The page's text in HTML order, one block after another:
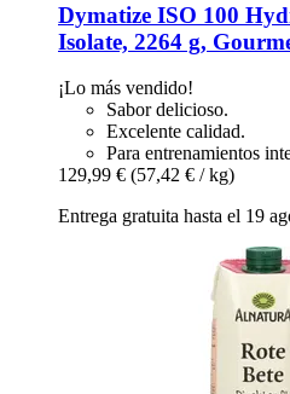
Dymatize ISO 100
Isolate, 2264 g,
¡Lo más vendido!
Sabor delicioso.
Excelente calidad.
Para entrenamientos
129,99 € (57,42 € / kg)
Entrega gratuita hasta el 19